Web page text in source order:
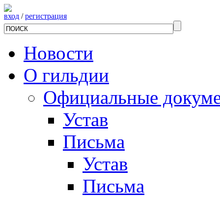
вход /регистрация
Новости
О гильдии
Официальные
Устав
Письма
Устав
Письма